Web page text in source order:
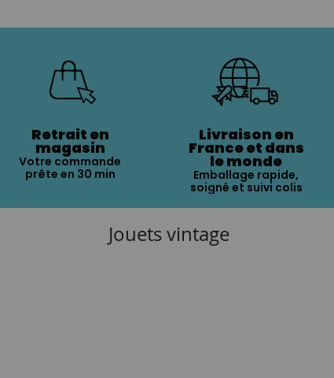
Retrait en
magasin
Votre commande
prête en 30 min
Livraison en
France et dans
le monde
Emballage rapide,
soigné et suivi colis
Jouets vintage